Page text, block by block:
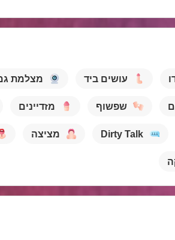
עושים ביד מצלמת
שפשוף מזדיינים
Dirty Talk מציצה